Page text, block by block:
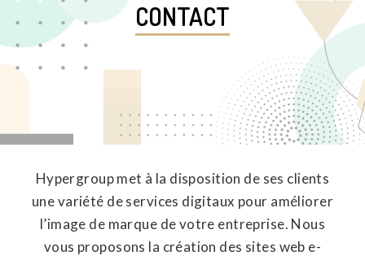
CONTACT
Hypergroup met à la disposition de ses clients
une variété de services digitaux pour améliorer
l’image de marque de votre entreprise. Nous
vous proposons la création des sites web e-